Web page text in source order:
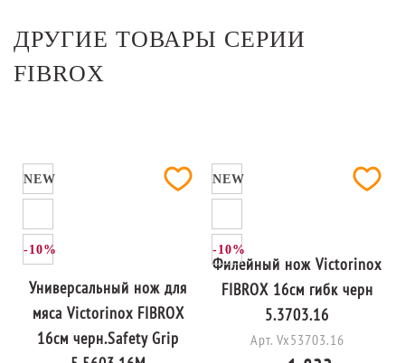
ДРУГИЕ ТОВАРЫ СЕРИИ
FIBROX
NEW
-10%
Универсальный нож для
мяса Victorinox FIBROX
16см черн.Safety Grip
NEW
-10%
Филейный нож Victorinox
FIBROX 16см гибк черн
5.3703.16
Арт. Vx53703.16